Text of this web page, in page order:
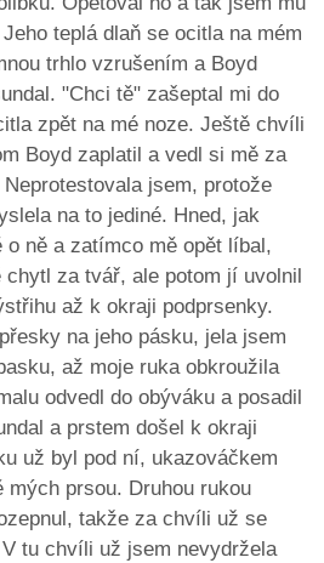
teplá dlaň se ocitla na mém
trhlo vzrušením a Boyd
"Chci tě" zašeptal mi do
zpět na mé noze. Ještě chvíli
Boyd zaplatil a vedl si mě za
jsem, protože
na to jediné. Hned, jak
ně a zatímco mě opět líbal,
za tvář, ale potom jí uvolnil
až k okraji podprsenky.
na jeho pásku, jela jsem
až moje ruka obkroužila
odvedl do obýváku a posadil
a prstem došel k okraji
už byl pod ní, ukazováčkem
mých prsou. Druhou rukou
takže za chvíli už se
tu chvíli už jsem nevydržela